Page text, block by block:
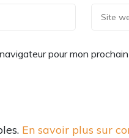
pour mon
En savoir plus sur